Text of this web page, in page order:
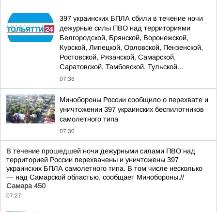
397 украинских БПЛА сбили в течение ночи
дежурные силы ПВО над территориями
Белгородской, Брянской, Воронежской,
Курской, Липецкой, Орловской, Пензенской,
Ростовской, Рязанской, Самарской,
Саратовской, Тамбовской, Тульской...
07:36
Минобороны России сообщило о перехвате и
уничтожении 397 украинских беспилотников
самолетного типа
07:30
В течение прошедшей ночи дежурными силами ПВО над
территорией России перехвачены и уничтожены 397
украинских БПЛА самолетного типа. В том числе несколько
— над Самарской областью, сообщает Минобороны.//
Самара 450
07:27